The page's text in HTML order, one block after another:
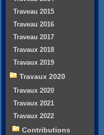
Traveau 2015
Traveau 2016
Traveau 2017
Travaux 2018
Travaux 2019
Travaux 2020
Travaux 2020
Travaux 2021
Travaux 2022
Contributions